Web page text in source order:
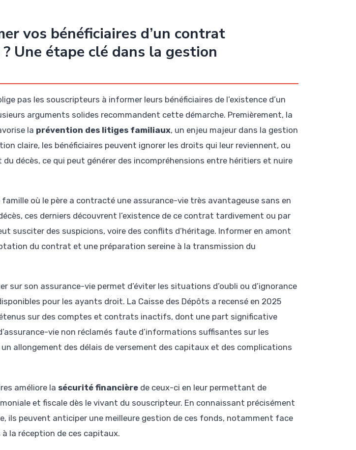
vos bénéficiaires d’un contrat
? Une étape clé dans la gestion
pas les souscripteurs à informer leurs bénéficiaires de l’existence d’un
arguments solides recommandent cette démarche. Premièrement, la
la prévention des litiges familiaux, un enjeu majeur dans la gestion
claire, les bénéficiaires peuvent ignorer les droits qui leur reviennent, ou
décès, ce qui peut générer des incompréhensions entre héritiers et nuire
famille où le père a contracté une assurance-vie très avantageuse sans en
ces derniers découvrent l’existence de ce contrat tardivement ou par
susciter des suspicions, voire des conflits d’héritage. Informer en amont
du contrat et une préparation sereine à la transmission du
sur son assurance-vie permet d’éviter les situations d’oubli ou d’ignorance
pour les ayants droit. La Caisse des Dépôts a recensé en 2025
sur des comptes et contrats inactifs, dont une part significative
vie non réclamés faute d’informations suffisantes sur les
un allongement des délais de versement des capitaux et des complications
améliore la sécurité financière de ceux-ci en leur permettant de
et fiscale dès le vivant du souscripteur. En connaissant précisément
ils peuvent anticiper une meilleure gestion de ces fonds, notamment face
la réception de ces capitaux.